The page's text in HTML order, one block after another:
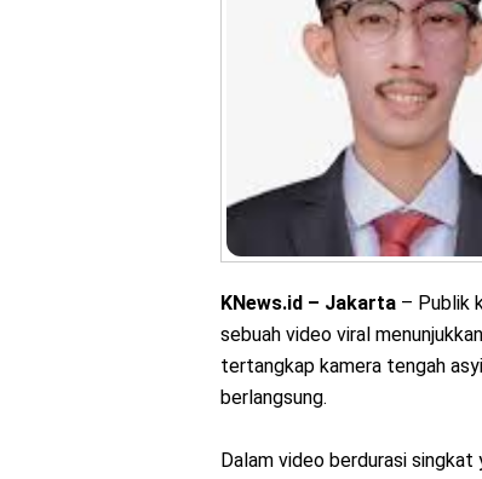
KNews.id – Jakarta – Publik
sebuah video viral
tertangkap kamera tengah
berlangsung.
Dalam video berdurasi